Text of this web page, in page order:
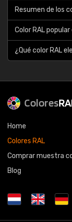
Resumen de los
Color RAL
¿Qué color RAL
Colores
Home
Colores RAL
Comprar muestra
Blog